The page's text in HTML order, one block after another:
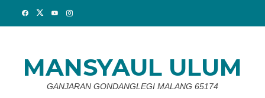
MANSYAUL ULUM
GANJARAN GONDANGLEGI MALANG 65174